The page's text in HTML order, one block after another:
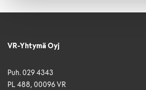
VR-Yhtymä Oyj
Puh. 029 4343
PL 488, 00096 VR